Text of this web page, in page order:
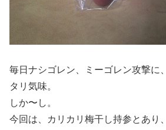
毎日ナシゴレン、ミーゴレン攻撃に
タリ気味。
しか〜し。
今回は、カリカリ梅干し持参とあり